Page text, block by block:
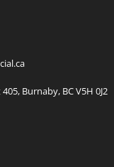
Burnaby, BC V5H 0J2